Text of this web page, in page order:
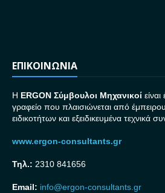
ΕΠΙΚΟΙΝΩΝΙΑ
H ERGON Σύμβουλοι Μηχανικοί
γραφείο που πλαισιώνεται από
ειδικοτήτων και εξειδικευμένα τεχνικά
www.ergon-consultants.gr
Τηλ.: 2310 841656
Email: info@ergon-consultants.gr